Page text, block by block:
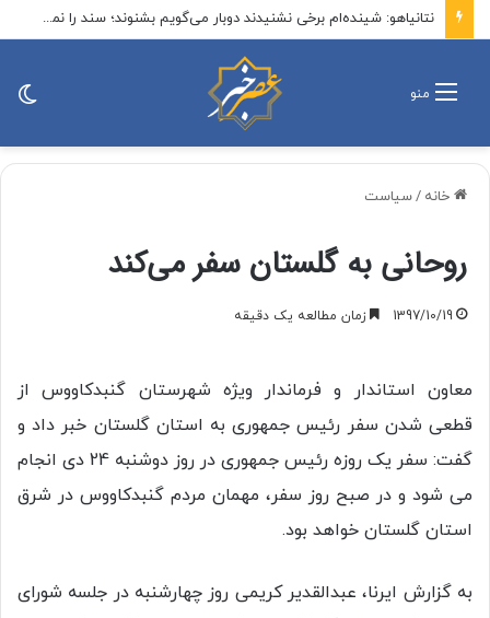
نتانیاهو: شینده‌ام برخی نشنیدند دوبار می‌گویم بشنوند؛ سند را نمی‌پذیریم/راوید: کاخ سفید نگران نیست/سی‌ان‌ان:چرا نتانیاهو باید علنی ترامپ را تحریک کند؟
منو
خانه /سیاست
روحانی به گلستان سفر می‌کند
1397/10/19 زمان مطالعه یک دقیقه
معاون استاندار و فرماندار ویژه شهرستان گنبدکاووس از
قطعی شدن سفر رئیس جمهوری به استان گلستان خبر داد و
گفت: سفر یک روزه رئیس جمهوری در روز دوشنبه 24 دی انجام
می شود و در صبح روز سفر، مهمان مردم گنبدکاووس در شرق
استان گلستان خواهد بود.
به گزارش ایرنا، عبدالقدیر کریمی روز چهارشنبه در جلسه شورای